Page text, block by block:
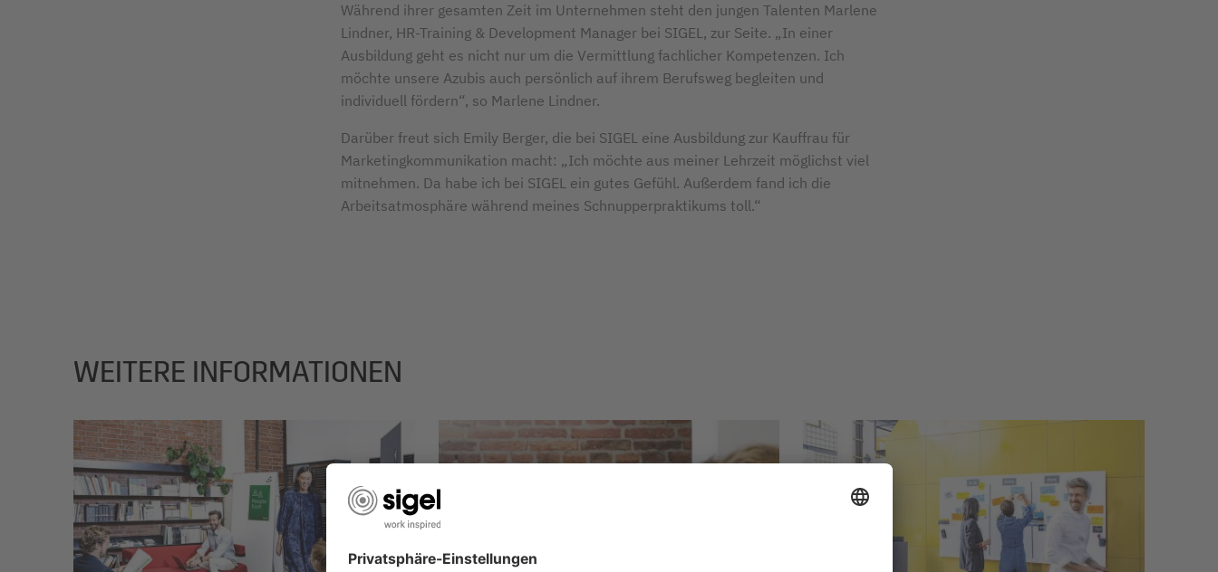
Während ihrer gesamten Zeit im Unternehmen steht den jungen Talenten Marlene
Lindner, HR-Training & Development Manager bei SIGEL, zur Seite. „In einer
Ausbildung geht es nicht nur um die Vermittlung fachlicher Kompetenzen. Ich
möchte unsere Azubis auch persönlich auf ihrem Berufsweg begleiten und
individuell fördern“, so Marlene Lindner.
Darüber freut sich Emily Berger, die bei SIGEL eine Ausbildung zur Kauffrau für
Marketingkommunikation macht: „Ich möchte aus meiner Lehrzeit möglichst viel
mitnehmen. Da habe ich bei SIGEL ein gutes Gefühl. Außerdem fand ich die
Arbeitsatmosphäre während meines Schnupperpraktikums toll.“
WEITERE INFORMATIONEN